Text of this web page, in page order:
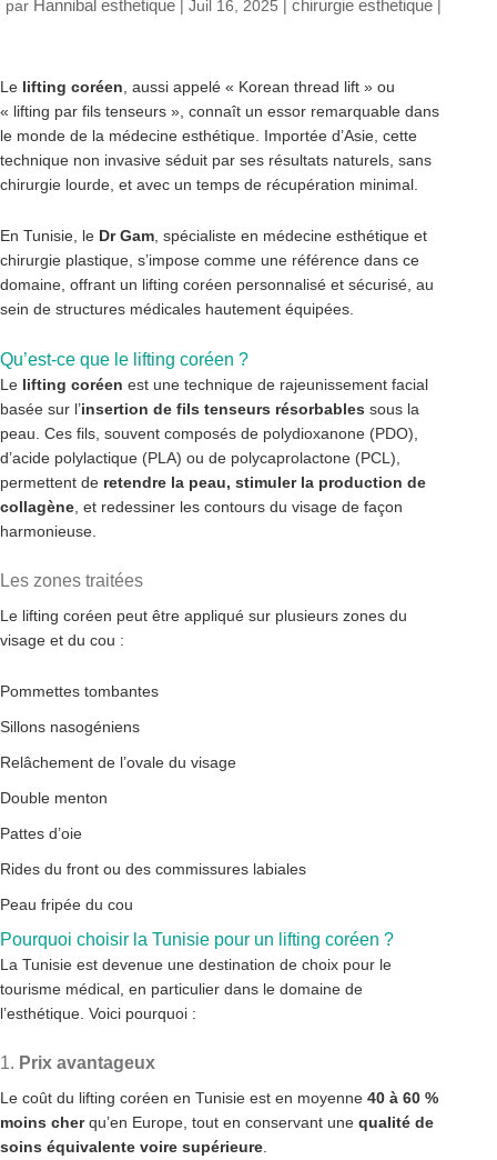
par Hannibal esthetique |Juil 16, 2025 |chirurgie esthetique |
Le lifting coréen , aussi appelé « Korean thread lift » ou
« lifting par fils tenseurs », connaît un essor remarquable dans
le monde de la médecine esthétique. Importée d’Asie, cette
technique non invasive séduit par ses résultats naturels, sans
chirurgie lourde, et avec un temps de récupération minimal.
En Tunisie, le Dr Gam , spécialiste en médecine esthétique et
chirurgie plastique, s’impose comme une référence dans ce
domaine, offrant un lifting coréen personnalisé et sécurisé, au
sein de structures médicales hautement équipées.
Qu’est-ce que le lifting coréen ?
Le lifting coréen est une technique de rajeunissement facial
basée sur l’insertion de fils tenseurs résorbables sous la
peau. Ces fils, souvent composés de polydioxanone (PDO),
d’acide polylactique (PLA) ou de polycaprolactone (PCL),
permettent de retendre la peau, stimuler la production de
collagène , et redessiner les contours du visage de façon
harmonieuse.
Les zones traitées
Le lifting coréen peut être appliqué sur plusieurs zones du
visage et du cou :
Pommettes tombantes
Sillons nasogéniens
Relâchement de l’ovale du visage
Double menton
Pattes d’oie
Rides du front ou des commissures labiales
Peau fripée du cou
Pourquoi choisir la Tunisie pour un lifting coréen ?
La Tunisie est devenue une destination de choix pour le
tourisme médical, en particulier dans le domaine de
l’esthétique. Voici pourquoi :
1. Prix avantageux
Le coût du lifting coréen en Tunisie est en moyenne 40 à 60 %
moins cherqu’en Europe, tout en conservant une qualité de
soins équivalente voire supérieure